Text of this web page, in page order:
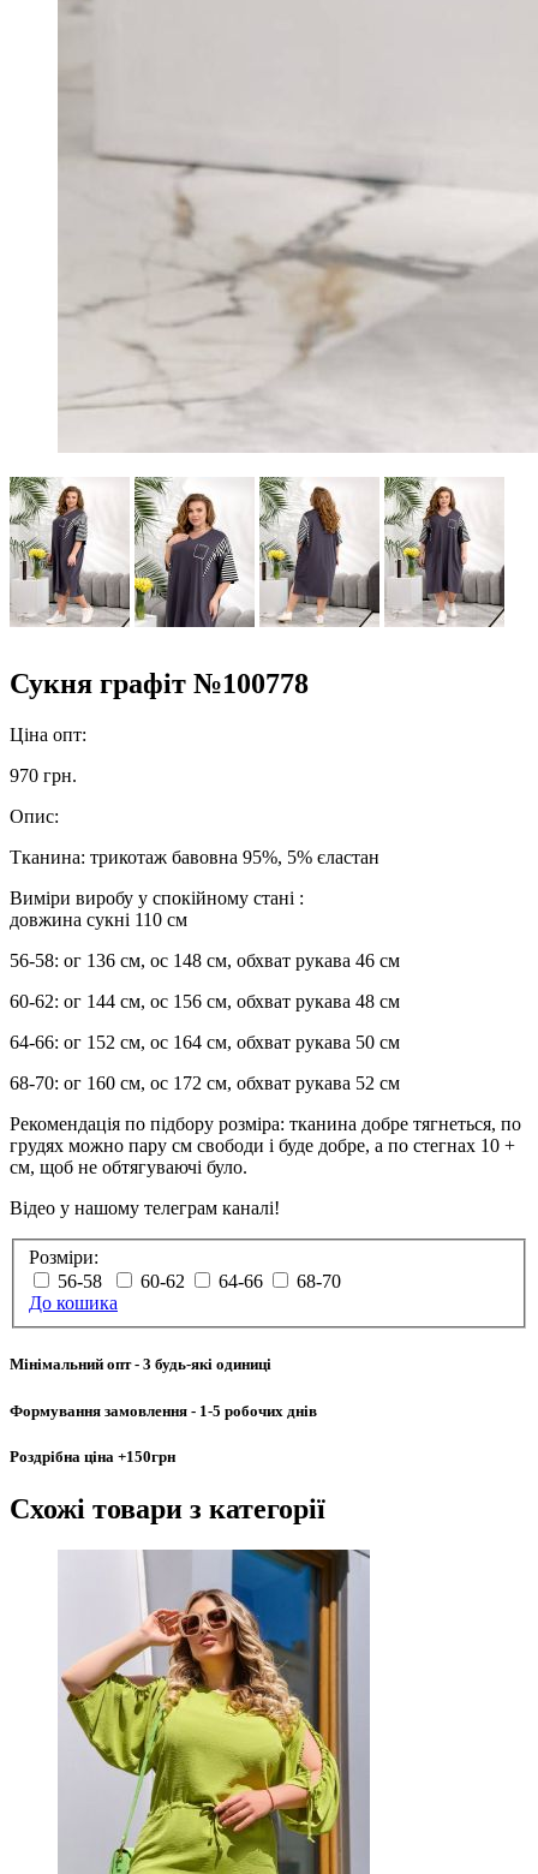
Сукня графіт №100778
Ціна опт:
970 грн.
Опис:
Тканина: трикотаж бавовна 95%, 5% єластан
Виміри виробу у спокійному стані :
довжина сукні 110 см
56-58: ог 136 см, ос 148 см, обхват рукава 46 см
60-62: ог 144 см, ос 156 см, обхват рукава 48 см
64-66: ог 152 см, ос 164 см, обхват рукава 50 см
68-70: ог 160 см, ос 172 см, обхват рукава 52 см
Рекомендація по підбору розміра: тканина добре тягнеться, по
грудях можно пару см свободи і буде добре, а по стегнах 10 +
см, щоб не обтягуваючі було.
Відео у нашому телеграм каналі!
Розміри:
56-58
60-62 64-66
68-70
До кошика
Мінімальний опт- 3 будь-які одиниці
Формування замовлення - 1-5 робочих днів
Роздрібна ціна +150грн
Схожі товари з категорії